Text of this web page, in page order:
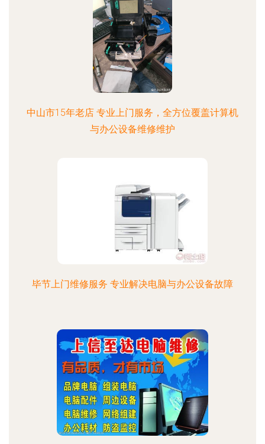
中山市15年老店 专业上门服务，全方位覆盖计算机
与办公设备维修维护
毕节上门维修服务 专业解决电脑与办公设备故障